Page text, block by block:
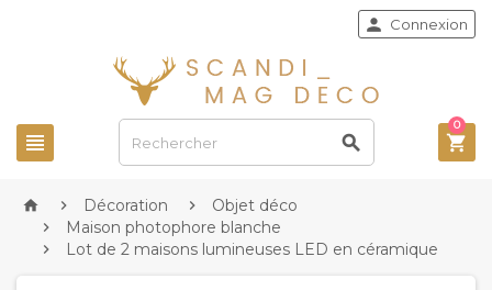
 
 Connexion

0
  Décoration  Objet déco
 Maison photophore blanche
 Lot de 2 maisons lumineuses LED en céramique